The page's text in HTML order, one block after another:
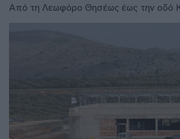
Από τη Λεωφόρο Θησέως έως την οδό